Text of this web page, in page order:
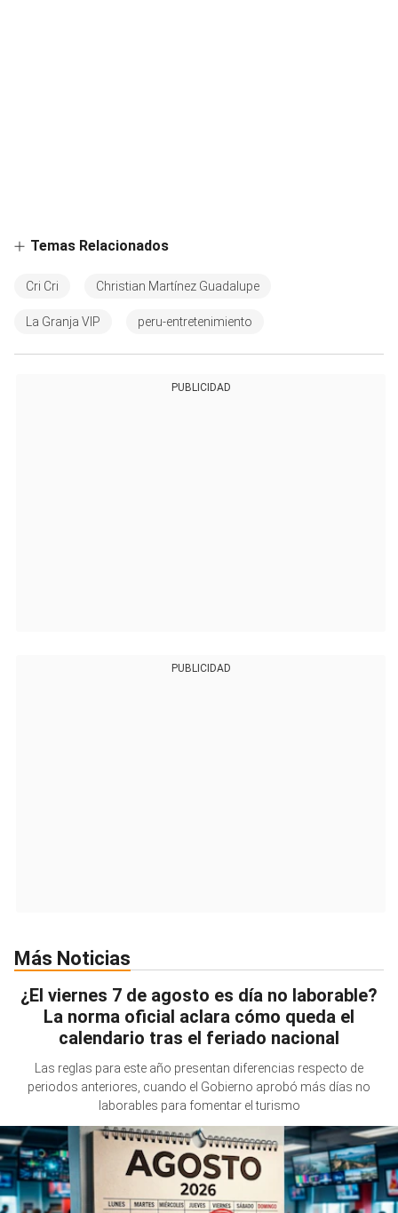
Temas Relacionados
Cri Cri Christian Martínez Guadalupe
La Granja VIP peru-entretenimiento
PUBLICIDAD
PUBLICIDAD
Más Noticias
¿El viernes 7 de agosto es día no laborable?
La norma oficial aclara cómo queda el
calendario tras el feriado nacional
Las reglas para este año presentan diferencias respecto de
periodos anteriores, cuando el Gobierno aprobó más días no
laborables para fomentar el turismo